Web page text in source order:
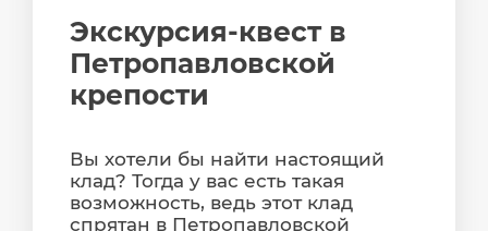
Экскурсия-квест в
Петропавловской
крепости
Вы хотели бы найти настоящий
клад? Тогда у вас есть такая
возможность, ведь этот клад
спрятан в Петропавловской